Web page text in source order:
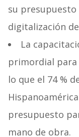
su presupuesto
digitalización
La
primordial
lo que el 74 %
presupuesto
mano de obra.